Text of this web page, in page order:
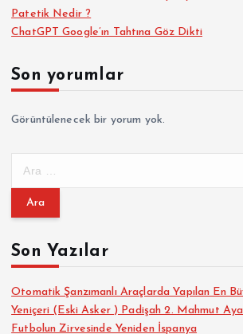
Patetik Nedir ?
ChatGPT Google’ın Tahtına Göz Dikti
Son yorumlar
Görüntülenecek bir yorum yok.
m
:Son Yazılar
Otomatik Şanzımanlı Araçlarda Yapılan En
Yeniçeri (Eski Asker ) Padişah 2. Mahmut
Futbolun Zirvesinde Yeniden İspanya